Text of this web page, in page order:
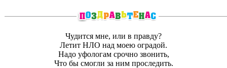
Чудится мне, или в правду?
Летит НЛО над моею оградой.
Надо уфологам срочно звонить,
Что бы смогли за ним проследить.